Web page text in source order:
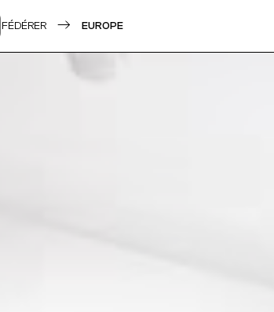
FÉDÉRER EUROPE